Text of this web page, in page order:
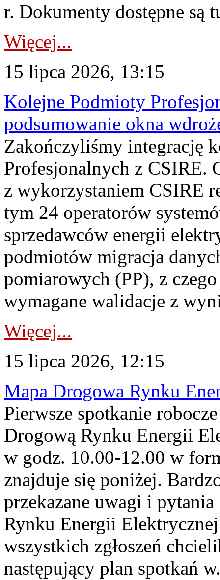
r. Dokumenty dostępne są
Więcej...
15 lipca 2026, 13:15
Kolejne Podmioty
podsumowanie okna
Zakończyliśmy integrację
Profesjonalnych z CSIRE.
z wykorzystaniem CSIRE
tym 24 operatorów
sprzedawców energii
podmiotów migracja
pomiarowych (PP), z
wymagane walidacje z
Więcej...
15 lipca 2026, 12:15
Mapa Drogowa Rynku
Pierwsze spotkanie
Drogową Rynku Energii
w godz. 10.00-12.00 w
znajduje się poniżej.
przekazane uwagi i
Rynku Energii
wszystkich zgłoszeń
następujący plan spotkań